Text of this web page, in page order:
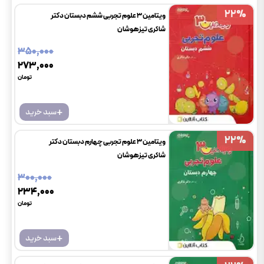
ویتامین 3 علوم تجربی ششم دبستان دکتر
شاکری تیزهوشان
+سبد خرید
۳۵۰٬۰۰۰
۲۷۳٬۰۰۰
تومان
22%
22%
ویتامین 3 علوم تجربی چهارم دبستان دکتر
شاکری تیزهوشان
+سبد خرید
۳۰۰٬۰۰۰
۲۳۴٬۰۰۰
تومان
22%
22%